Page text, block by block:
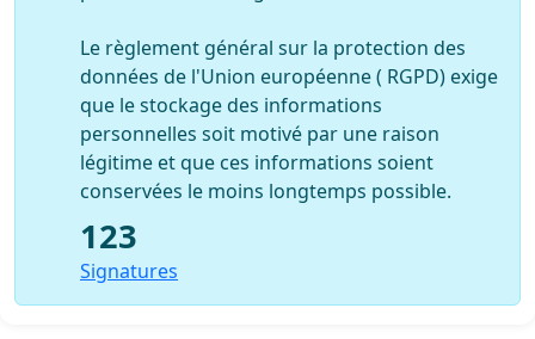
Le règlement général sur la protection des
données de l'Union européenne ( RGPD) exige
que le stockage des informations
personnelles soit motivé par une raison
légitime et que ces informations soient
conservées le moins longtemps possible.
123
Signatures